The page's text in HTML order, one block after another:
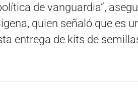
de vanguardia”,
quien señaló que es
entrega de kits de